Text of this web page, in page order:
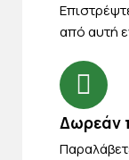
από αυτή
Δωρεάν